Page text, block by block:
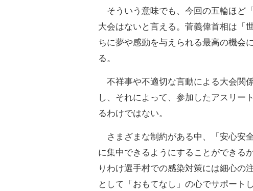
そういう意味でも、今回の五輪ほど
大会はないと言える。菅義偉首相は「
ちに夢や感動を与えられる最高の機会
る。
不祥事や不適切な言動による大会関
し、それによって、参加したアスリー
るわけではない。
さまざまな制約がある中、「安心安
に集中できるようにすることができる
りわけ選手村での感染対策には細心の
として「おもてなし」の心でサポート